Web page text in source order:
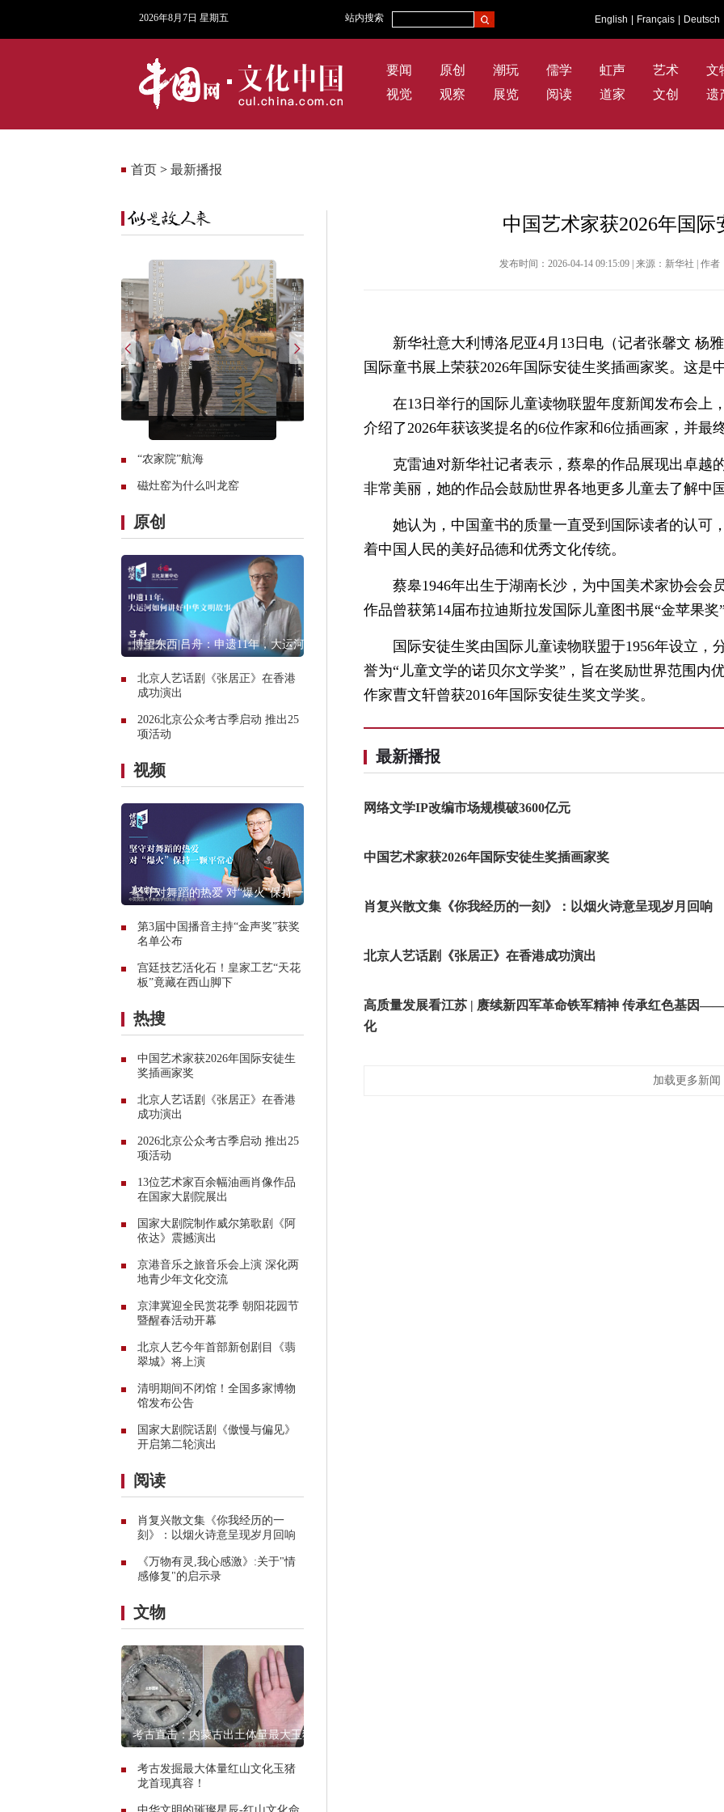
2026年8月7日 星期五 站内搜索 English Français Deutsch
要闻 原创 潮玩 儒学 虹声 艺术
文
视觉
观察 展览 阅读 道家 文创 遗
首页 > 最新播报
“农家院”航海
磁灶窑为什么叫龙窑
原创
博望东西|吕舟：申遗11年，大运河
北京人艺话剧《张居正》在香港
成功演出
2026北京公众考古季启动 推出25
项活动
视频
坚守对舞蹈的热爱 对“爆火”保持一颗
第3届中国播音主持“金声奖”获奖
名单公布
宫廷技艺活化石！皇家工艺“天花
板”竟藏在西山脚下
热搜
中国艺术家获2026年国际安徒生
奖插画家奖
北京人艺话剧《张居正》在香港
成功演出
2026北京公众考古季启动 推出25
项活动
13位艺术家百余幅油画肖像作品
在国家大剧院展出
国家大剧院制作威尔第歌剧《阿
依达》震撼演出
京港音乐之旅音乐会上演 深化两
地青少年文化交流
京津冀迎全民赏花季 朝阳花园节
暨醒春活动开幕
北京人艺今年首部新创剧目《翡
翠城》将上演
清明期间不闭馆！全国多家博物
馆发布公告
国家大剧院话剧《傲慢与偏见》
开启第二轮演出
阅读
肖复兴散文集《你我经历的一
刻》：以烟火诗意呈现岁月回响
《万物有灵,我心感激》:关于"情
感修复"的启示录
文物
考古直击：内蒙古出土体量最大玉猪
考古发掘最大体量红山文化玉猪
龙首现真容！
中国艺术家获2026年国
发布时间：2026-04-14 09:15:09 | 来源：新华社 | 作
新华社意大利博洛尼亚4月13日电（记者张馨文 杨
国际童书展上荣获2026年国际安徒生奖插画家奖。这是
在13日举行的国际儿童读物联盟年度新闻发布会上
介绍了2026年获该奖提名的6位作家和6位插画家，并最
克雷迪对新华社记者表示，蔡皋的作品展现出卓越
非常美丽，她的作品会鼓励世界各地更多儿童去了解中
她认为，中国童书的质量一直受到国际读者的认可
着中国人民的美好品德和优秀文化传统。
蔡皋1946年出生于湖南长沙，为中国美术家协会会
作品曾获第14届布拉迪斯拉发国际儿童图书展“金苹果
国际安徒生奖由国际儿童读物联盟于1956年设立
誉为“儿童文学的诺贝尔文学奖”，旨在奖励世界范围内
作家曹文轩曾获2016年国际安徒生奖文学奖。
最新播报
网络文学IP改编市场规模破3600亿元
中国艺术家获2026年国际安徒生奖插画家奖
肖复兴散文集《你我经历的一刻》：以烟火诗意呈现岁月回响
北京人艺话剧《张居正》在香港成功演出
高质量发展看江苏 | 赓续新四军革命铁军精神 传承红色基因
化
加载更多新闻